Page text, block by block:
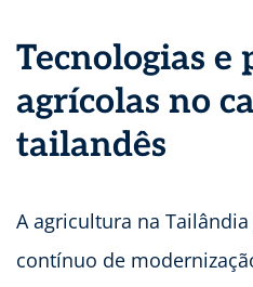
Tecnologias e
agrícolas no
tailandês
A agricultura na
contínuo de